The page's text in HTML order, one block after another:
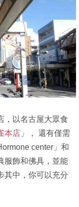
，以名古屋大眾食
本店 」， 還有僅需
center」和
服飾和佛具，並能
其中，你可以充分